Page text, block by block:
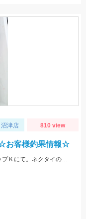
津店 810 view
お客様釣果情報☆
ジャッカル爆流ビンビン玉スライドやＴＧドロップＫにて。ネクタイのカラーは黒やチャートです！